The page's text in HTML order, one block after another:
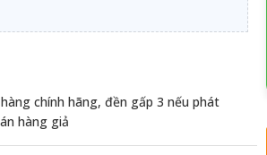
chính hãng, đền gấp 3 nếu phát
hàng giả